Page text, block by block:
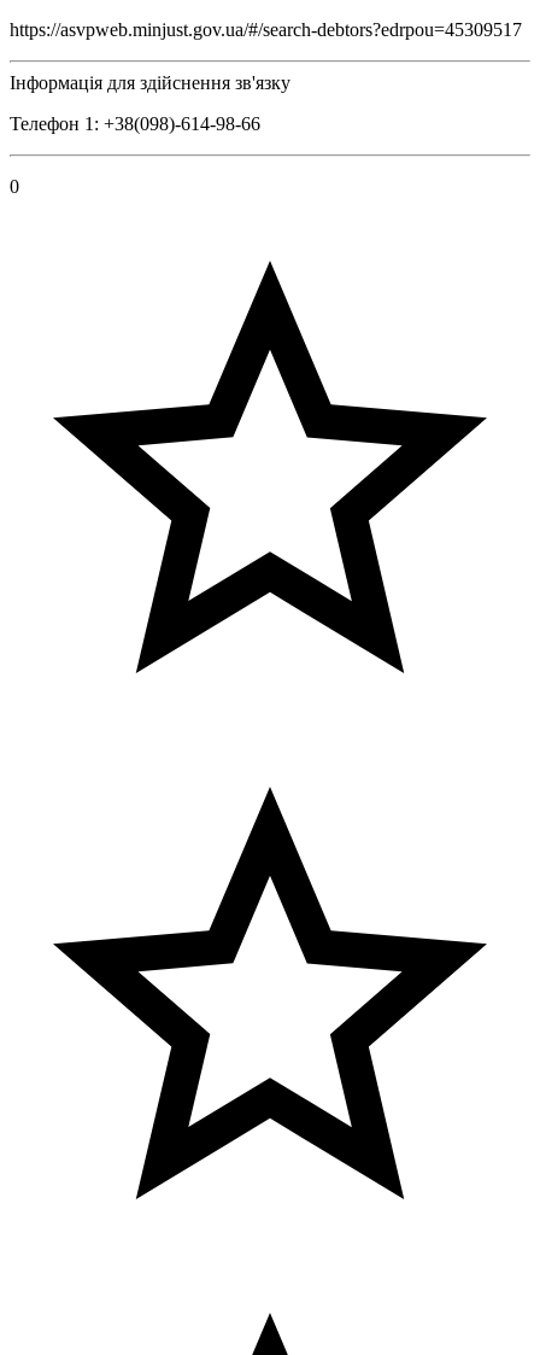
https://asvpweb.minjust.gov.ua/#/search-debtors?edrpou=45309517
Інформація для здійснення зв'язку
Телефон 1: +38(098)-614-98-66
0